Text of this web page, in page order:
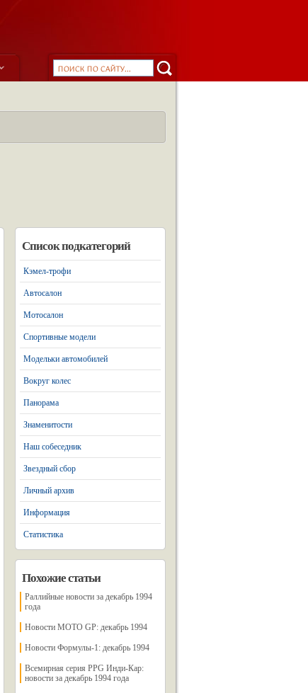
Список подкатегорий
Кэмел-трофи
Автосалон
Мотосалон
Спортивные модели
Модельки автомобилей
Вокруг колес
Панорама
Знаменитости
Наш собеседник
Звездный сбор
Личный архив
Информация
Статистика
Похожие статьи
Раллийные новости за декабрь 1994
года
Новости МОТО GP: декабрь 1994
Новости Формулы-1: декабрь 1994
Всемирная серия PPG Инди-Кар:
новости за декабрь 1994 года